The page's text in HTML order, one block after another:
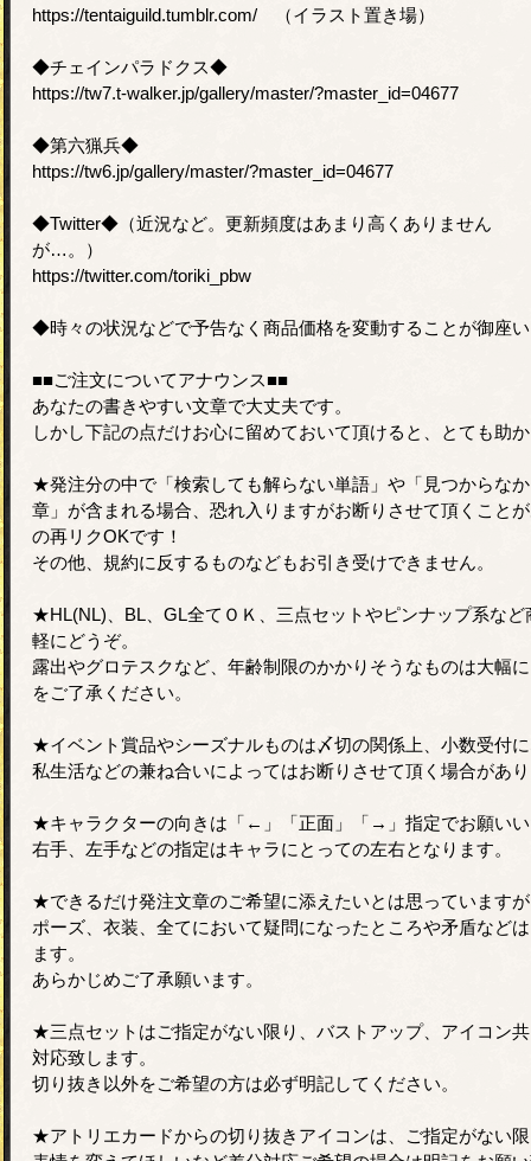
https://tentaiguild.tumblr.com/ （イラスト置き場）
◆チェインパラドクス◆
https://tw7.t-walker.jp/gallery/master/?master_id=04677
◆第六猟兵◆
https://tw6.jp/gallery/master/?master_id=04677
◆Twitter◆（近況など。更新頻度はあまり高くありません
が…。）
https://twitter.com/toriki_pbw
◆時々の状況などで予告なく商品価格を変動することが御座
■■ご注文についてアナウンス■■
あなたの書きやすい文章で大丈夫です。
しかし下記の点だけお心に留めておいて頂けると、とても助
★発注分の中で「検索しても解らない単語」や「見つからな
章」が含まれる場合、恐れ入りますがお断りさせて頂くこと
の再リクOKです！
その他、規約に反するものなどもお引き受けできません。
★HL(NL)、BL、GL全てＯＫ、三点セットやピンナップ系な
軽にどうぞ。
露出やグロテスクなど、年齢制限のかかりそうなものは大幅
をご了承ください。
★イベント賞品やシーズナルものは〆切の関係上、小数受付
私生活などの兼ね合いによってはお断りさせて頂く場合があ
★キャラクターの向きは「←」「正面」「→」指定でお願い
右手、左手などの指定はキャラにとっての左右となります。
★できるだけ発注文章のご希望に添えたいとは思っています
ポーズ、衣装、全てにおいて疑問になったところや矛盾など
ます。
あらかじめご了承願います。
★三点セットはご指定がない限り、バストアップ、アイコン
対応致します。
切り抜き以外をご希望の方は必ず明記してください。
★アトリエカードからの切り抜きアイコンは、ご指定がない